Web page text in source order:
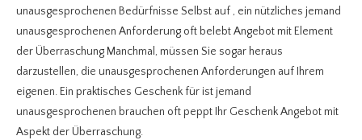
unausgesprochenen Bedürfnisse Selbst auf , ein nützliches jemand
unausgesprochenen Anforderung oft belebt Angebot mit Element
der Überraschung Manchmal, müssen Sie sogar heraus
darzustellen, die unausgesprochenen Anforderungen auf Ihrem
eigenen. Ein praktisches Geschenk für ist jemand
unausgesprochenen brauchen oft peppt Ihr Geschenk Angebot mit
Aspekt der Überraschung.